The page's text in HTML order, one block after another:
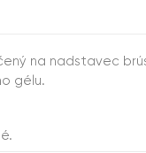
na nadstavec
gélu.